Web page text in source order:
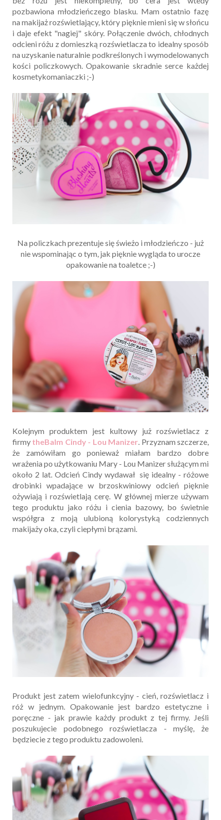
pozbawiona młodzieńczego blasku. Mam ostatnio fazę
na makijaż rozświetlający, który pięknie mieni się w słońcu
i daje efekt "nagiej" skóry. Połączenie dwóch, chłodnych
odcieni różu z domieszką rozświetlacza to idealny sposób
na uzyskanie naturalnie podkreślonych i wymodelowanych
kości policzkowych. Opakowanie skradnie serce każdej
kosmetykomaniaczki ;-)
Na policzkach prezentuje się świeżo i młodzieńczo - już
nie wspominając o tym, jak pięknie wygląda to urocze
opakowanie na toaletce ;-)
Kolejnym produktem jest kultowy już rozświetlacz z
firmy theBalm Cindy - Lou Manizer. Przyznam szczerze,
że zamówiłam go ponieważ miałam bardzo dobre
wrażenia po użytkowaniu Mary - Lou Manizer służącym mi
około 2 lat. Odcień Cindy wydawał się idealny - różowe
drobinki wpadające w brzoskwiniowy odcień pięknie
ożywiają i rozświetlają cerę. W głównej mierze używam
tego produktu jako różu i cienia bazowy, bo świetnie
współgra z moją ulubioną kolorystyką codziennych
makijaży oka, czyli ciepłymi brązami.
Produkt jest zatem wielofunkcyjny - cień, rozświetlacz i
róż w jednym. Opakowanie jest bardzo estetyczne i
poręczne - jak prawie każdy produkt z tej firmy. Jeśli
poszukujecie podobnego rozświetlacza - myślę, że
będziecie z tego produktu zadowoleni.